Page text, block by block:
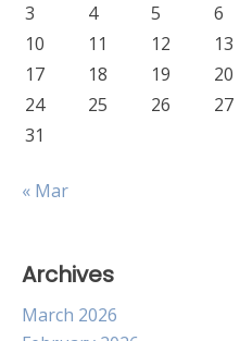
3
4 5 6
10
11 12 13
17
18 19 20
24
25 26 27
31
« Mar
Archives
March 2026